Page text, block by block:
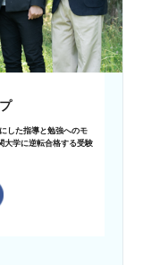
した指導と勉強へのモ
大学に逆転合格する受験